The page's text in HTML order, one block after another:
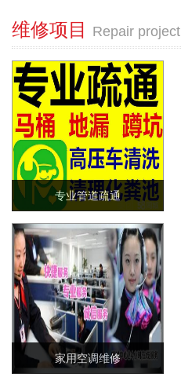
维修项目 Repair project
专业管道疏通
家用空调维修